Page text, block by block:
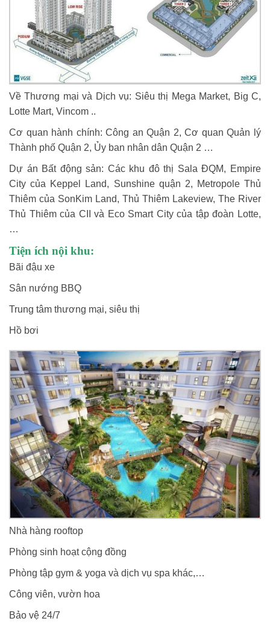
Về Thương mại và Dịch vụ: Siêu thị Mega Market, Big C,
Lotte Mart, Vincom ..
Cơ quan hành chính: Công an Quận 2, Cơ quan Quản lý
Thành phố Quận 2, Ủy ban nhân dân Quận 2 …
Dự án Bất động sản: Các khu đô thị Sala ĐQM, Empire
City của Keppel Land, Sunshine quận 2, Metropole Thủ
Thiêm của SonKim Land, Thủ Thiêm Lakeview, The River
Thủ Thiêm của CII và Eco Smart City của tập đoàn Lotte,
…
Tiện ích nội khu:
Bãi đậu xe
Sân nướng BBQ
Trung tâm thương mại, siêu thị
Hồ bơi
Nhà hàng rooftop
Phòng sinh hoạt cộng đồng
Phòng tập gym & yoga và dịch vụ spa khác,…
Công viên, vườn hoa
Bảo vệ 24/7